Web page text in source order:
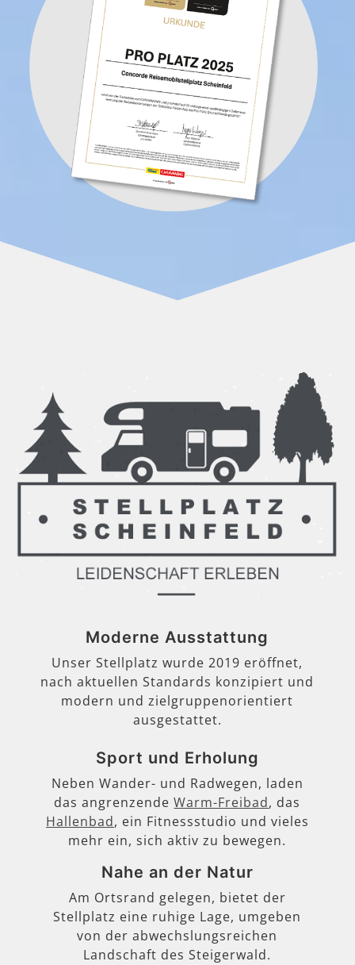
Moderne Ausstattung
Unser Stellplatz wurde 2019 eröffnet,
nach aktuellen Standards konzipiert und
modern und zielgruppenorientiert
ausgestattet.
Sport und Erholung
Neben Wander- und Radwegen, laden
das angrenzendeWarm-Freibad, das
Hallenbad, ein Fitnessstudio und vieles
mehr ein, sich aktiv zu bewegen.
Nahe an der Natur
Am Ortsrand gelegen, bietet der
Stellplatz eine ruhige Lage, umgeben
von der abwechslungsreichen
Landschaft des Steigerwald.